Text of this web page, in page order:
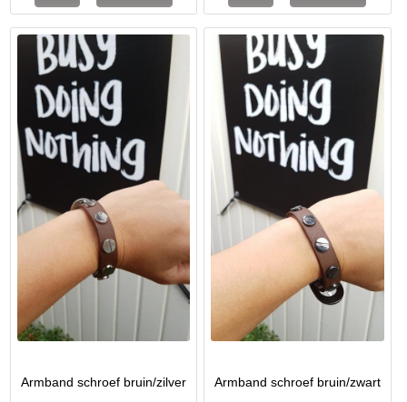
Armband schroef bruin/zilver Armband schroef bruin/zwart